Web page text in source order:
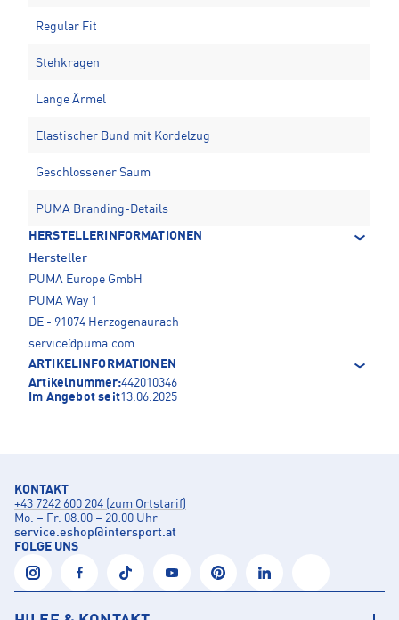
Regular Fit
Stehkragen
Lange Ärmel
Elastischer Bund mit Kordelzug
Geschlossener Saum
PUMA Branding-Details
HERSTELLERINFORMATIONEN
Hersteller
PUMA Europe GmbH
PUMA Way 1
DE - 91074 Herzogenaurach
service@puma.com
ARTIKELINFORMATIONEN
Artikelnummer:442010346
Im Angebot seit13.06.2025
KONTAKT
+43 7242 600 204 (zum Ortstarif)
Mo. – Fr. 08:00 – 20:00 Uhr
service.eshop@intersport.at
FOLGE UNS